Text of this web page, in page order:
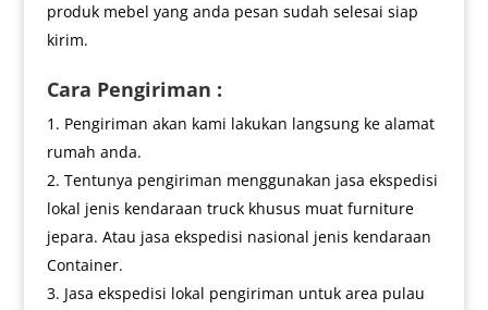
produk mebel yang anda pesan sudah selesai siap
kirim.
Cara Pengiriman :
Pengiriman akan kami lakukan langsung ke alamat
rumah anda.
Tentunya pengiriman menggunakan jasa ekspedisi
lokal jenis kendaraan truck khusus muat furniture
jepara. Atau jasa ekspedisi nasional jenis kendaraan
Container.
Jasa ekspedisi lokal pengiriman untuk area pulau